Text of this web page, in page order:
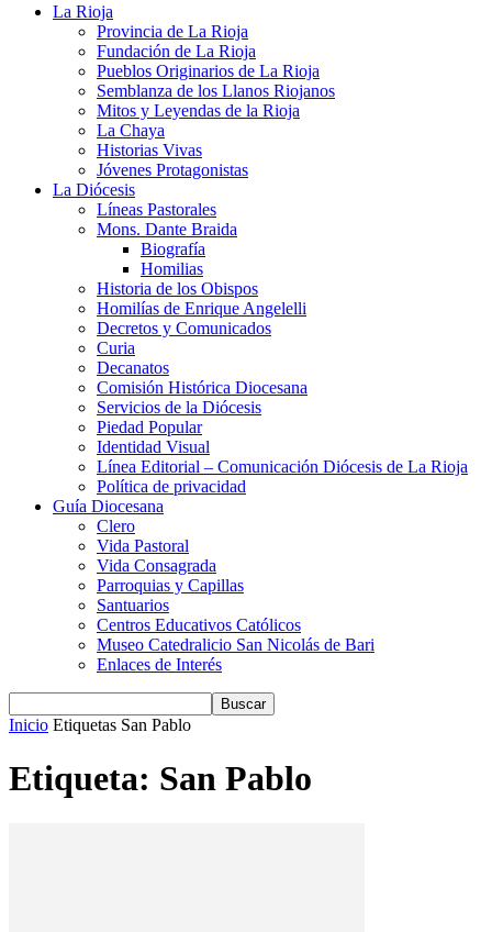
La Rioja
Provincia de La Rioja
Fundación de La Rioja
Pueblos Originarios de La Rioja
Semblanza de los Llanos Riojanos
Mitos y Leyendas de la Rioja
La Chaya
Historias Vivas
Jóvenes Protagonistas
La Diócesis
Líneas Pastorales
Mons. Dante Braida
Biografía
Homilias
Historia de los Obispos
Homilías de Enrique Angelelli
Decretos y Comunicados
Curia
Decanatos
Comisión Histórica Diocesana
Servicios de la Diócesis
Piedad Popular
Identidad Visual
Línea Editorial – Comunicación Diócesis de La Rioja
Política de privacidad
Guía Diocesana
Clero
Vida Pastoral
Vida Consagrada
Parroquias y Capillas
Santuarios
Centros Educativos Católicos
Museo Catedralicio San Nicolás de Bari
Enlaces de Interés
Inicio Etiquetas San Pablo
Etiqueta: San Pablo